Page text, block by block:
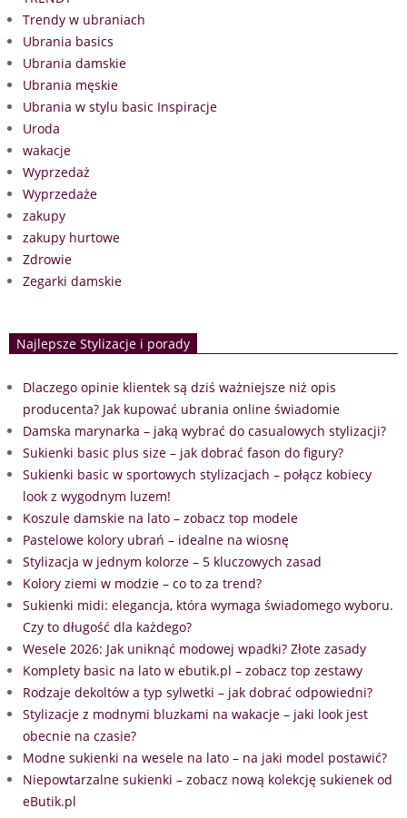
Trendy w ubraniach
Ubrania basics
Ubrania damskie
Ubrania męskie
Ubrania w stylu basic Inspiracje
Uroda
wakacje
Wyprzedaż
Wyprzedaże
zakupy
zakupy hurtowe
Zdrowie
Zegarki damskie
Najlepsze Stylizacje i porady
Dlaczego opinie klientek są dziś ważniejsze niż opis
producenta? Jak kupować ubrania online świadomie
Damska marynarka – jaką wybrać do casualowych stylizacji?
Sukienki basic plus size – jak dobrać fason do figury?
Sukienki basic w sportowych stylizacjach – połącz kobiecy
look z wygodnym luzem!
Koszule damskie na lato – zobacz top modele
Pastelowe kolory ubrań – idealne na wiosnę
Stylizacja w jednym kolorze – 5 kluczowych zasad
Kolory ziemi w modzie – co to za trend?
Sukienki midi: elegancja, która wymaga świadomego wyboru.
Czy to długość dla każdego?
Wesele 2026: Jak uniknąć modowej wpadki? Złote zasady
Komplety basic na lato w ebutik.pl – zobacz top zestawy
Rodzaje dekoltów a typ sylwetki – jak dobrać odpowiedni?
Stylizacje z modnymi bluzkami na wakacje – jaki look jest
obecnie na czasie?
Modne sukienki na wesele na lato – na jaki model postawić?
Niepowtarzalne sukienki – zobacz nową kolekcję sukienek od
eButik.pl